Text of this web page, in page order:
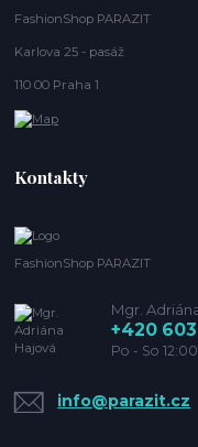
FashionShop PARAZIT
Karlova 25 - pasáž
110 00 Praha 1
Kontakty
FashionShop PARAZIT
Mgr.
+420
Po - So
info@parazit.cz